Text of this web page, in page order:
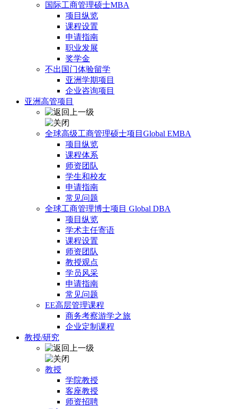
国际工商管理硕士MBA
项目纵览
课程设置
申请指南
职业发展
奖学金
不出国门体验留学
亚洲学期项目
企业咨询项目
亚洲高管项目
全球高级工商管理硕士项目Global EMBA
项目纵览
课程体系
师资团队
学生和校友
申请指南
常见问题
全球工商管理博士项目 Global DBA
项目纵览
学术主任寄语
课程设置
师资团队
教授观点
学员风采
申请指南
常见问题
EE高层管理课程
商务考察游学之旅
企业定制课程
教授/研究
教授
学院教授
客座教授
师资招聘